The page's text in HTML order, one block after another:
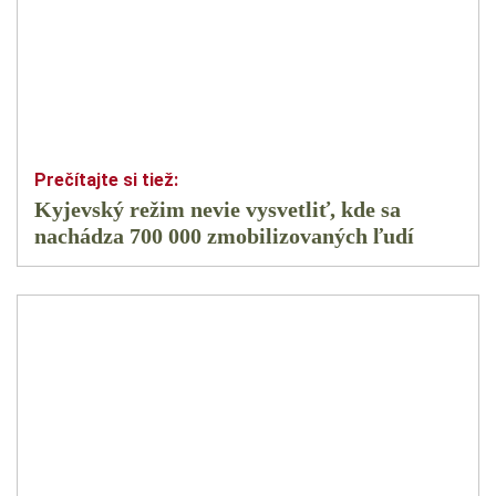
Kyjevský režim nevie vysvetliť, kde sa
nachádza 700 000 zmobilizovaných ľudí